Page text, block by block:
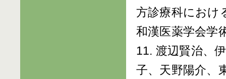
方診療科におけ
和漢医薬学会
11. 渡辺賢治、
子、天野陽介、